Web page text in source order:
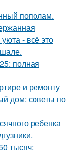
пополам.
- всё это
полная
и ремонту
дом: советы по
ребенка
тысяч: